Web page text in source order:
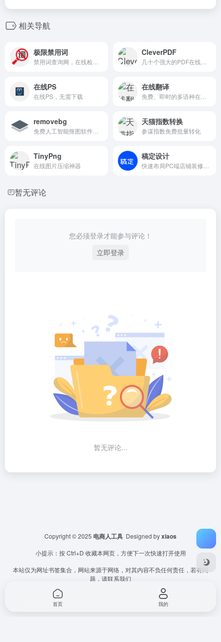
相关导航
极限禁用词 CleverPDF
在线PS
在线PS，无需下载
在线翻译
removebg 天猫指数转换
参谋指数免费批量转化
TinyPng
在线图片压缩神器
稿定设计
暂无评论
您必须登录才能参与评论！
立即登录
暂无评论...
Copyright © 2025 电商人工具 Designed byxiaos
小提示：按 Ctrl+D 收藏本网页，方便下一次快速打开使用
本站仅为网址书签集合，网站来源于网络，对其内容不负任何责任，若有问
题，请联系我们
首页 我的